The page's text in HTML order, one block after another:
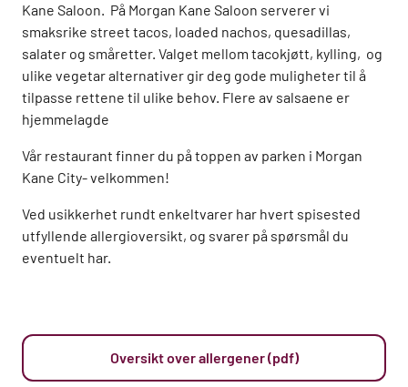
Kane Saloon. På Morgan Kane Saloon serverer vi
smaksrike street tacos, loaded nachos, quesadillas,
salater og småretter. Valget mellom tacokjøtt, kylling, og
ulike vegetar alternativer gir deg gode muligheter til å
tilpasse rettene til ulike behov. Flere av salsaene er
hjemmelagde
Vår restaurant finner du på toppen av parken i Morgan
Kane City- velkommen!
Ved usikkerhet rundt enkeltvarer har hvert spisested
utfyllende allergioversikt, og svarer på spørsmål du
eventuelt har.
Oversikt over allergener (pdf)